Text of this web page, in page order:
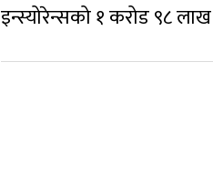
इन्स्योरेन्सको १ करोड ९८